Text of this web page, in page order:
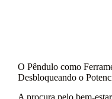
O Pêndulo como
Desbloqueando o
A procura pelo bem-